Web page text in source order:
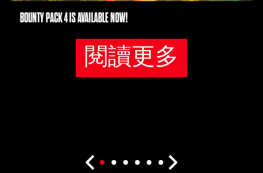
BOUNTY PACK 4 IS AVAILABLE NOW!
閱讀更多